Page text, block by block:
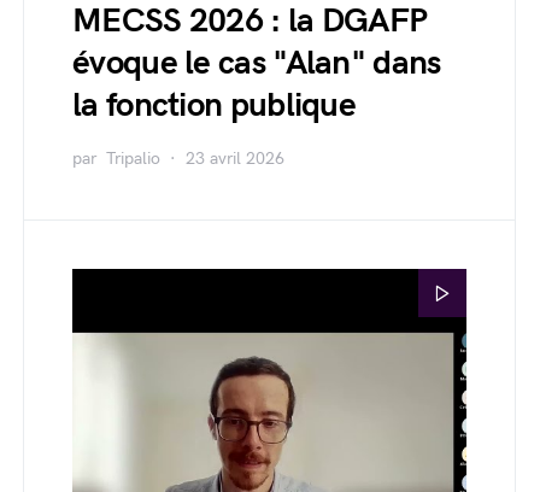
MECSS 2026 : la DGAFP
évoque le cas "Alan" dans
la fonction publique
par Tripalio 23 avril 2026